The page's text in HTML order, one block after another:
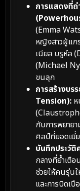
การแสดงที่
(Emma
หญิงสาวผู้แก
เนียล บรูห์ล
(Michael
ขนลุก
การสร้างบ
Tension):
กับการพยาย
ศิลป์ที่ยอดเยี่
บันทึกประวั
กลางที่ย้ำเตื
ช่วยให้คนรุ่นใ
และการบิดเ